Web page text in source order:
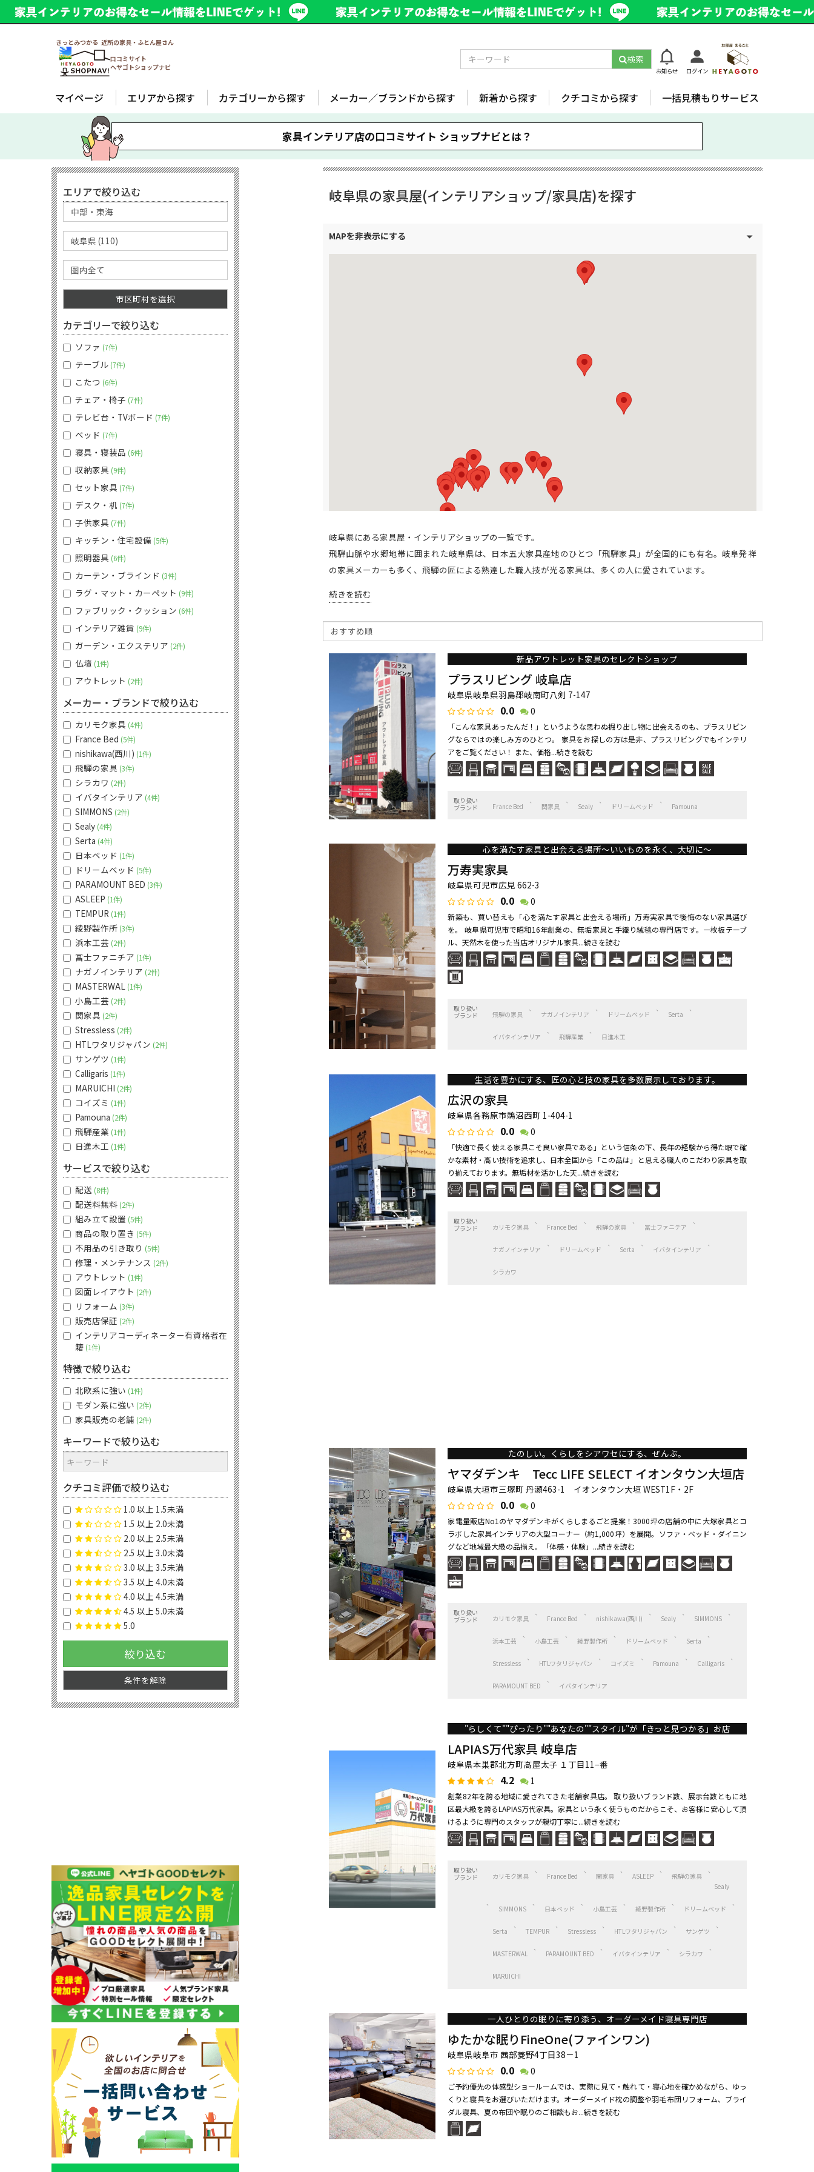
きっとみつかる 近所の家具・ふとん屋さん
口コミサイト
ヘヤゴトショップナビ
検索
お知らせ ログイン
マイページ エリアから探す カテゴリーから探す メーカー／ブランドから探す 新着から探す クチコミから探す 一括見積もりサービス
家具インテリア店の口コミサイト ショップナビとは？
岐阜県の家具屋(インテリアショップ/家具店)を探す
岐阜県にある家具屋・インテリアショップの一覧です。
飛騨山脈や水郷地帯に囲まれた岐阜県は、日本五大家具産地のひとつ「飛騨家具」が全国的にも有名。岐阜発祥
の家具メーカーも多く、飛騨の匠による熟達した職人技が光る家具は、多くの人に愛されています。
続きを読む
新品アウトレット家具のセレクトショップ
プラスリビング 岐阜店
岐阜県岐阜県羽島郡岐南町八剣 7-147
0.0 0
「こんな家具あったんだ！」というような思わぬ掘り出し物に出会えるのも、プラスリビン
グならではの楽しみ方のひとつ。 家具をお探しの方は是非、プラスリビングでもインテリ
アをご覧ください！ また、価格...続きを読む
取り扱い
ブランド
France Bed 関家具 Sealy ドリームベッド Pamouna
心を満たす家具と出会える場所～いいものを永く、大切に～
万寿実家具
岐阜県可児市広見 662-3
0.0 0
新築も、買い替えも「心を満たす家具と出会える場所」万寿実家具で後悔のない家具選び
を。 岐阜県可児市で昭和16年創業の、無垢家具と手織り絨毯の専門店です。一枚板テーブ
ル、天然木を使った当店オリジナル家具...続きを読む
取り扱い
ブランド
飛騨の家具 ナガノインテリア ドリームベッド Serta
イバタインテリア 飛騨産業 日進木工
生活を豊かにする、匠の心と技の家具を多数展示しております。
広沢の家具
岐阜県各務原市鵜沼西町 1-404-1
0.0 0
「快適で長く使える家具こそ良い家具である」という信条の下、長年の経験から得た眼で確
かな素材・高い技術を追求し、日本全国から「この品は」と思える職人のこだわり家具を取
り揃えております。無垢材を活かした天...続きを読む
取り扱い
ブランド
カリモク家具 France Bed 飛騨の家具 冨士ファニチア
ナガノインテリア ドリームベッド Serta イバタインテリア
シラカワ
たのしい。くらしをシアワセにする、ぜんぶ。
ヤマダデンキ Tecc LIFE SELECT イオンタウン大垣店
岐阜県大垣市三塚町 丹瀬463-1 イオンタウン大垣 WEST1F・2F
0.0 0
家電量販店No1のヤマダデンキがくらしまるごと提案！3000坪の店舗の中に大塚家具とコ
ラボした家具インテリアの大型コーナー（約1,000坪）を展開。ソファ・ベッド・ダイニン
グなど地域最大級の品揃え。「体感・体験」...続きを読む
取り扱い
ブランド
カリモク家具 France Bed nishikawa(西川) Sealy SIMMONS
浜本工芸 小島工芸 綾野製作所 ドリームベッド Serta
Stressless HTLワタリジャパン コイズミ Pamouna Calligaris
PARAMOUNT BED イバタインテリア
"らしくて""ぴったり""あなたの""スタイル"が「きっと見つかる」お店
LAPIAS万代家具 岐阜店
岐阜県本巣郡北方町高屋太子 １丁目11−番
4.2 1
創業82年を誇る地域に愛されてきた老舗家具店。 取り扱いブランド数、展示台数ともに地
区最大級を誇るLAPIAS万代家具。家具という永く使うものだからこそ、お客様に安心して頂
けるように専門のスタッフが親切丁寧に...続きを読む
取り扱い
ブランド
カリモク家具 France Bed 関家具 ASLEEP
飛騨の家具
Sealy
SIMMONS 日本ベッド 小島工芸 綾野製作所 ドリームベッド
Serta TEMPUR Stressless HTLワタリジャパン サンゲツ
MASTERWAL PARAMOUNT BED イバタインテリア シラカワ
MARUICHI
一人ひとりの眠りに寄り添う、オーダーメイド寝具専門店
ゆたかな眠りFineOne(ファインワン)
岐阜県岐阜市 茜部菱野4丁目38－1
0.0 0
ご予約優先の体感型ショールームでは、実際に見て・触れて・寝心地を確かめながら、ゆっ
くりと寝具をお選びいただけます。オーダーメイド枕の調整や羽毛布団リフォーム、ブライ
ダル寝具、夏の布団や眠りのご相談もお...続きを読む
エリアで絞り込む
市区町村を選択
カテゴリーで絞り込む
ソファ 7件
テーブル 7件
こたつ 6件
チェア・椅子 7件
テレビ台・TVボード 7件
ベッド 7件
寝具・寝装品 6件
収納家具 9件
セット家具 7件
デスク・机 7件
子供家具 7件
キッチン・住宅設備 5件
照明器具 6件
カーテン・ブラインド 3件
ラグ・マット・カーペット 9件
ファブリック・クッション 6件
インテリア雑貨 9件
ガーデン・エクステリア 2件
仏壇 1件
アウトレット 2件
メーカー・ブランドで絞り込む
カリモク家具 4件
France Bed 5件
nishikawa(西川) 1件
飛騨の家具 3件
シラカワ 2件
イバタインテリア 4件
SIMMONS 2件
Sealy 4件
Serta 4件
日本ベッド 1件
ドリームベッド 5件
PARAMOUNT BED 3件
ASLEEP 1件
TEMPUR 1件
綾野製作所 3件
浜本工芸 2件
冨士ファニチア 1件
ナガノインテリア 2件
MASTERWAL 1件
小島工芸 2件
関家具 2件
Stressless 2件
HTLワタリジャパン 2件
サンゲツ 1件
Calligaris 1件
MARUICHI 2件
コイズミ 1件
Pamouna 2件
飛騨産業 1件
日進木工 1件
サービスで絞り込む
配送 8件
配送料無料 2件
組み立て設置 5件
商品の取り置き 5件
不用品の引き取り 5件
修理・メンテナンス 2件
アウトレット 1件
図面レイアウト 2件
リフォーム 3件
販売店保証 2件
インテリアコーディネーター有資格者在
籍 1件
特徴で絞り込む
北欧系に強い 1件
モダン系に強い 2件
家具販売の老舗 2件
キーワードで絞り込む
クチコミ評価で絞り込む
1.0 以上 1.5未満
1.5 以上 2.0未満
2.0 以上 2.5未満
2.5 以上 3.0未満
3.0 以上 3.5未満
3.5 以上 4.0未満
4.0 以上 4.5未満
4.5 以上 5.0未満
5.0
絞り込む
条件を解除